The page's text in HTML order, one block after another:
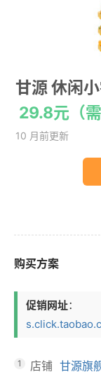
甘源 休闲
29.8元（
10 月前更新
购买方案
促销网址：
1 店铺 甘源旗